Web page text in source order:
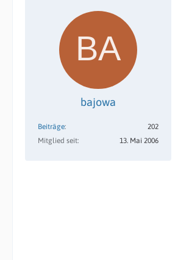
bajowa
Beiträge
202
Mitglied seit
13. Mai 2006